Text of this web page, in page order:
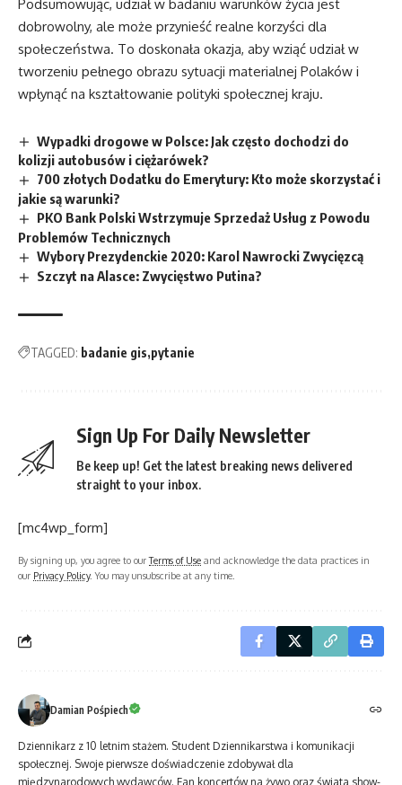
Podsumowując, udział w badaniu warunków życia jest
dobrowolny, ale może przynieść realne korzyści dla
społeczeństwa. To doskonała okazja, aby wziąć udział w
tworzeniu pełnego obrazu sytuacji materialnej Polaków i
wpłynąć na kształtowanie polityki społecznej kraju.
Wypadki drogowe w Polsce: Jak często dochodzi do
kolizji autobusów i ciężarówek?
700 złotych Dodatku do Emerytury: Kto może skorzystać i
jakie są warunki?
PKO Bank Polski Wstrzymuje Sprzedaż Usług z Powodu
Problemów Technicznych
Wybory Prezydenckie 2020: Karol Nawrocki Zwycięzcą
Szczyt na Alasce: Zwycięstwo Putina?
TAGGED: badanie gis pytanie
Sign Up For Daily Newsletter
Be keep up! Get the latest breaking news delivered
straight to your inbox.
[mc4wp_form]
By signing up, you agree to ourTerms of Use and acknowledge the data practices in
our Privacy Policy. You may unsubscribe at any time.
Damian Pośpiech
Dziennikarz z 10 letnim stażem. Student Dziennikarstwa i komunikacji
społecznej. Swoje pierwsze doświadczenie zdobywał dla
międzynarodowych wydawców. Fan koncertów na żywo oraz świata show-